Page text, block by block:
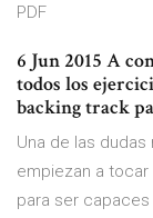
PDF
6 Jun 2015 A
todos los
backing track
Una de las
empiezan a
para ser